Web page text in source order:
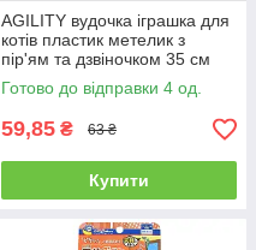
AGILITY вудочка іграшка для
котів пластик метелик з
пір'ям та дзвіночком 35 см
Готово до відправки 4 од.
59,85 ₴ 63 ₴
Купити